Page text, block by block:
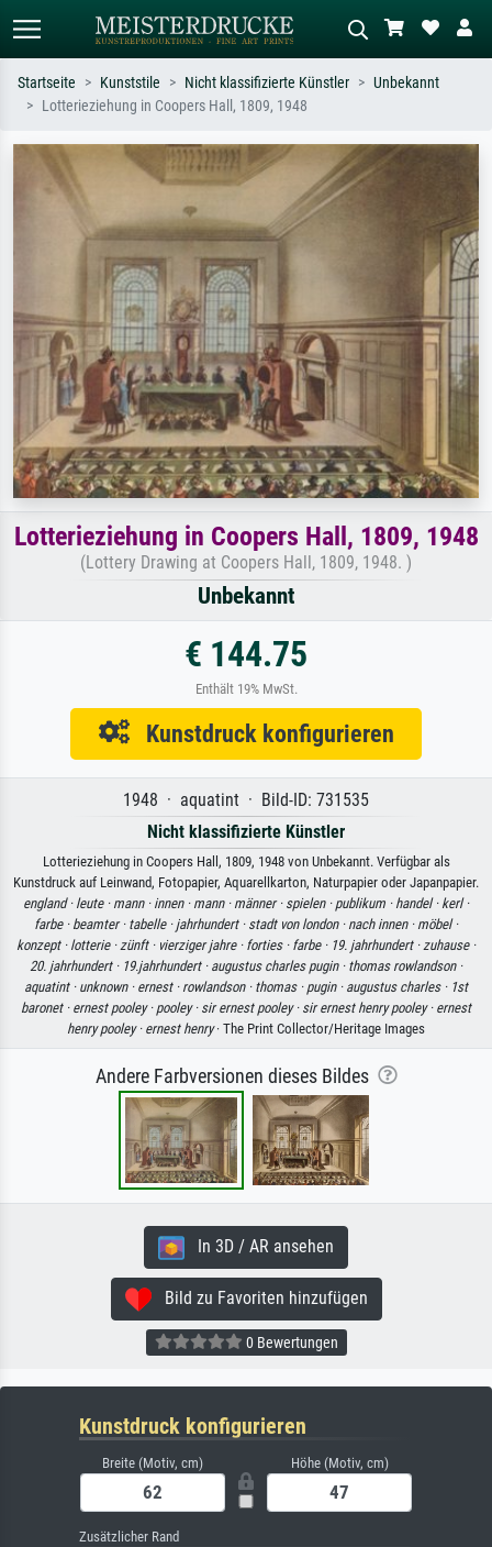
Suchen Sie nach Künstlern, Werktiteln
oder Stilen – z.B. Monet,
Sternennacht, Impressionismus, Welle
Hokusai, Akt.
Beschreiben Sie die Szene – z.B. Grüne
Wiese, Abstrakt mit viel Rot, Dunkles
Ölgemälde, Stehender Akt neben einem
Startseite Kunststile Nicht klassifizierte Künstler
Unbekannt
Lotterieziehung in Coopers Hall, 1809, 1948
Lotterieziehung in Coopers Hall, 1809, 1948
(Lottery Drawing at Coopers Hall, 1809, 1948. )
Unbekannt
€ 144.75
Enthält 19% MwSt.
Kunstdruck konfigurieren
1948 · aquatint · Bild-ID: 731535
Nicht klassifizierte Künstler
Lotterieziehung in Coopers Hall, 1809, 1948 von Unbekannt. Verfügbar als
Kunstdruck auf Leinwand, Fotopapier, Aquarellkarton, Naturpapier oder Japanpapier.
england · leute · mann · innen · mann · männer · spielen · publikum · handel · kerl ·
farbe · beamter · tabelle · jahrhundert · stadt von london · nach innen · möbel ·
konzept · lotterie ·zünft · vierziger jahre · forties · farbe · 19. jahrhundert ·zuhause ·
20. jahrhundert · 19.jahrhundert · augustus charles pugin · thomas rowlandson ·
aquatint · unknown · ernest · rowlandson · thomas · pugin · augustus charles · 1st
baronet · ernest pooley · pooley · sir ernest pooley · sir ernest henry pooley · ernest
henry pooley · ernest henry· The Print Collector/Heritage Images
Andere Farbversionen dieses Bildes
In 3D / AR ansehen
Bild zu Favoriten hinzufügen
0 Bewertungen
Kunstdruck konfigurieren
Breite (Motiv, cm) Höhe (Motiv, cm)
Zusätzlicher Rand